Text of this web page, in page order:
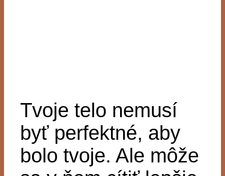
Tvoje telo nemusí
byť perfektné, aby
bolo tvoje. Ale môže